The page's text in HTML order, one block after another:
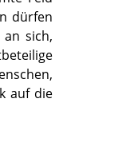
dürfen
sich,
auf die